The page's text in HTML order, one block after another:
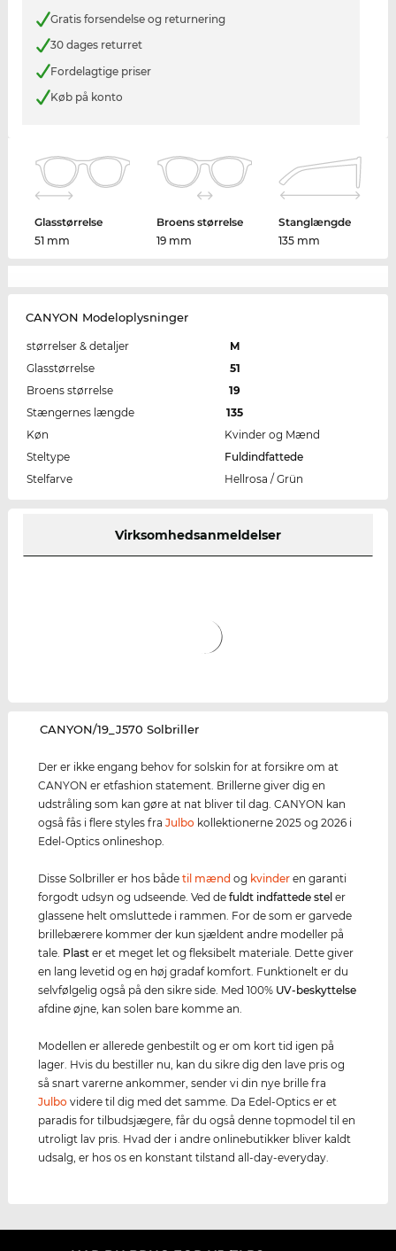
Gratis forsendelse og returnering
30 dages returret
Fordelagtige priser
Køb på konto
Glasstørrelse
51 mm
Broens størrelse
19 mm
Stanglængde
135 mm
CANYON Modeloplysninger
størrelser & detaljer
M
Glasstørrelse
51
Broens størrelse
19
Stængernes længde
135
Køn
Kvinder og Mænd
Steltype
Fuldindfattede
Stelfarve
Hellrosa / Grün
Virksomhedsanmeldelser
‌CANYON/19_J570 Solbriller
Der er ikke engang behov for solskin for at forsikre om at
CANYON er etfashion statement. Brillerne giver dig en
udstråling som kan gøre at nat bliver til dag. CANYON kan
også fås i flere styles fraJulbo kollektionerne 2025 og 2026 i
Edel-Optics onlineshop.
Disse Solbriller er hos bådetil mænd og kvinder en garanti
forgodt udsyn og udseende. Ved defuldt indfattede stel er
glassene helt omsluttede i rammen. For de som er garvede
brillebærere kommer der kun sjældent andre modeller på
tale. Plast er et meget let og fleksibelt materiale. Dette giver
en lang levetid og en høj gradaf komfort. Funktionelt er du
selvfølgelig også på den sikre side. Med 100% UV-beskyttelse
afdine øjne, kan solen bare komme an.
Modellen er allerede genbestilt og er om kort tid igen på
lager. Hvis du bestiller nu, kan du sikre dig den lave pris og
så snart varerne ankommer, sender vi din nye brille fra
Julbo videre til dig med det samme. Da Edel-Optics er et
paradis for tilbudsjægere, får du også denne topmodel til en
utroligt lav pris. Hvad der i andre onlinebutikker bliver kaldt
udsalg, er hos os en konstant tilstand all-day-everyday.